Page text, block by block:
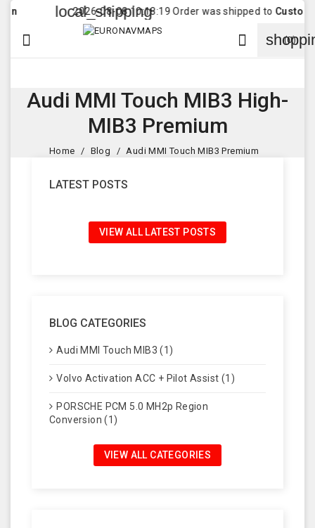
local_shipping
2026-08-08 10:18:19 Order was shipped toCustomerin
 (0)

Audi MMI Touch MIB3 High-
MIB3 Premium
Home Blog Audi MMI Touch MIB3 Premium
LATEST POSTS
VIEW ALL LATEST POSTS
BLOG CATEGORIES
Audi MMI Touch MIB3 (1)
Volvo Activation ACC + Pilot Assist (1)
PORSCHE PCM 5.0 MH2p Region
Conversion (1)
VIEW ALL CATEGORIES